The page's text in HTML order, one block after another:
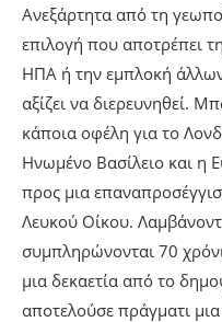
Ανεξάρτητα από τη
επιλογή που αποτρέπει
ΗΠΑ ή την εμπλοκή
αξίζει να διερευνηθεί.
κάποια οφέλη για το
Ηνωμένο Βασίλειο και η
προς μια
Λευκού Οίκου.
συμπληρώνονται 70
μια δεκαετία από το
αποτελούσε πράγματι